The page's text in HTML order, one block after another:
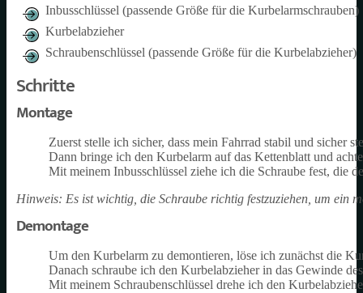
Inbusschlüssel (passende Größe für die Kurbelarmschrauben)
Kurbelabzieher
Schraubenschlüssel (passende Größe für die Kurbelabzieher)
Schritte
Montage
Zuerst stelle ich sicher, dass mein Fahrrad stabil und sicher
Dann bringe ich den Kurbelarm auf das Kettenblatt und
Mit meinem Inbusschlüssel ziehe ich die Schraube fest, die
Hinweis: Es ist wichtig, die Schraube richtig festzuziehen, um ein
Demontage
Um den Kurbelarm zu demontieren, löse ich zunächst die
Danach schraube ich den Kurbelabzieher in das Gewinde
Mit meinem Schraubenschlüssel drehe ich den